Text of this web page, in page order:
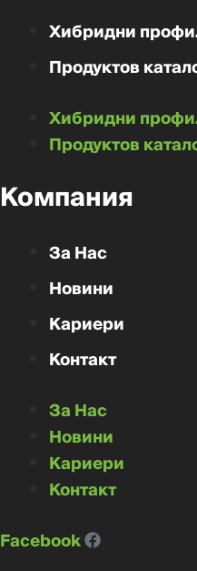
Хибридни
Продуктов
Хибридни
Продуктов
Компания
За Нас
Новини
Кариери
Контакт
За Нас
Новини
Кариери
Контакт
Facebook